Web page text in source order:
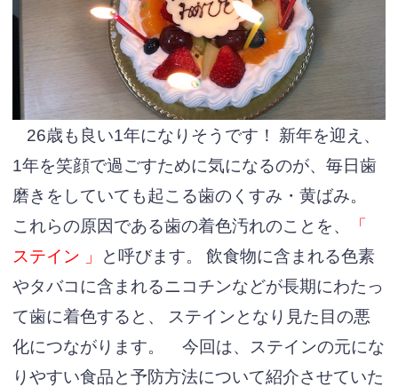
26歳も良い1年になりそうです！
新年を迎え、
1年を笑顔で過ごすために気になるのが、毎日歯
磨きをしていても起こる歯のくすみ・黄ばみ。
これらの原因である歯の着色汚れのことを、
「
ステイン 」
と呼びます。
飲食物に含まれる色素
やタバコに含まれるニコチンなどが長期にわたっ
て歯に着色すると、
ステインとなり見た目の悪
化につながります。
今回は、ステインの元にな
りやすい食品と予防方法について紹介させていた